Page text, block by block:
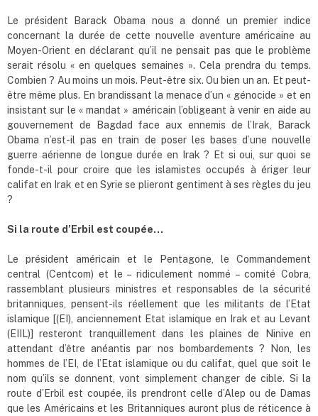
Le président Barack Obama nous a donné un premier indice
concernant la durée de cette nouvelle aventure américaine au
Moyen-Orient en déclarant qu’il ne pensait pas que le problème
serait résolu « en quelques semaines ». Cela prendra du temps.
Combien ? Au moins un mois. Peut-être six. Ou bien un an. Et peut-
être même plus. En brandissant la menace d’un « génocide » et en
insistant sur le « mandat » américain l’obligeant à venir en aide au
gouvernement de Bagdad face aux ennemis de l’Irak, Barack
Obama n’est-il pas en train de poser les bases d’une nouvelle
guerre aérienne de longue durée en Irak ? Et si oui, sur quoi se
fonde-t-il pour croire que les islamistes occupés à ériger leur
califat en Irak et en Syrie se plieront gentiment à ses règles du jeu
?
Si la route d’Erbil est coupée…
Le président américain et le Pentagone, le Commandement
central (Centcom) et le – ridiculement nommé – comité Cobra,
rassemblant plusieurs ministres et responsables de la sécurité
britanniques, pensent-ils réellement que les militants de l’Etat
islamique [(EI), anciennement Etat islamique en Irak et au Levant
(EIIL)] resteront tranquillement dans les plaines de Ninive en
attendant d’être anéantis par nos bombardements ? Non, les
hommes de l’EI, de l’Etat islamique ou du califat, quel que soit le
nom qu’ils se donnent, vont simplement changer de cible. Si la
route d’Erbil est coupée, ils prendront celle d’Alep ou de Damas
que les Américains et les Britanniques auront plus de réticence à